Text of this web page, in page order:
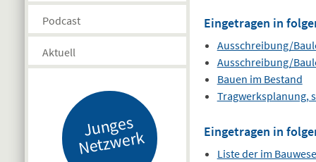
Podcast
Aktuell
J
u
n
g
es
N
etz
w
er
k
Eingetragen in
Ausschreibung/
Ausschreibung/
Bauen im Bestand
Tragwerksplanung,
Eingetragen in
Liste der im